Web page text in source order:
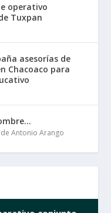
operativo
Tuxpan
asesorías de
Chacoaco para
Antonio Arango